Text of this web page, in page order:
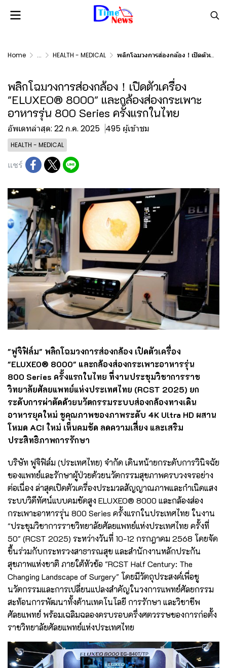
Home ... HEALTH - MEDICAL พลิกโฉมวงการส่องกล้อง！เปิดตัวเครื่อง "ELUXEO® 8000" และกล้องส่องกระเพาะอาหารรุ่น 800 Series ครั้งแรกในไทย
พลิกโฉมวงการส่องกล้อง！เปิดตัวเครื่อง
"ELUXEO® 8000" และกล้องส่องกระเพาะ
อาหารรุ่น 800 Series ครั้งแรกในไทย
อัพเดทล่าสุด: 22 ก.ค. 2025 495 ผู้เข้าชม
HEALTH - MEDICAL
แชร์
"ฟูจิฟิล์ม" พลิกโฉมวงการส่องกล้อง เปิดตัวเครื่อง
"ELUXEO® 8000" และกล้องส่องกระเพาะอาหารรุ่น
800 Series ครั้งแรกในไทย ที่งานประชุมวิชาการราช
วิทยาลัยศัลยแพทย์แห่งประเทศไทย (RCST 2025) ยก
ระดับการผ่าตัดด้วยนวัตกรรมระบบส่องกล้องทางเดิน
อาหารยุคใหม่ ชูคุณภาพของภาพระดับ 4K Ultra HD ผสาน
โหมด ACI ใหม่ เห็นคมชัด ลดความเสี่ยง และเสริม
ประสิทธิภาพการรักษา
บริษัท ฟูจิฟิล์ม (ประเทศไทย) จำกัด เดินหน้ายกระดับการวินิจฉัย
ของแพทย์และรักษาผู้ป่วยด้วยนวัตกรรมสุขภาพครบวงจรอย่าง
ต่อเนื่อง ล่าสุดเปิดตัวเครื่องประมวลสัญญาณภาพและกำเนิดแสง
ระบบวิดีทัศน์แบบคมชัดสูง ELUXEO® 8000 และกล้องส่อง
กระเพาะอาหารรุ่น 800 Series ครั้งแรกในประเทศไทย ในงาน
"ประชุมวิชาการราชวิทยาลัยศัลยแพทย์แห่งประเทศไทย ครั้งที่
50" (RCST 2025) ระหว่างวันที่ 10-12 กรกฎาคม 2568 โดยจัด
ขึ้นร่วมกับกระทรวงสาธารณสุข และสำนักงานหลักประกัน
สุขภาพแห่งชาติ ภายใต้หัวข้อ "RCST Half Century: The
Changing Landscape of Surgery" โดยมีวัตถุประสงค์เพื่อชู
นวัตกรรมและการเปลี่ยนแปลงสำคัญในวงการแพทย์ศัลยกรรม
สะท้อนการพัฒนาทั้งด้านเทคโนโลยี การรักษา และวิชาชีพ
ศัลยแพทย์ พร้อมเฉลิมฉลองครบรอบครึ่งศตวรรษของการก่อตั้ง
ราชวิทยาลัยศัลยแพทย์แห่งประเทศไทย